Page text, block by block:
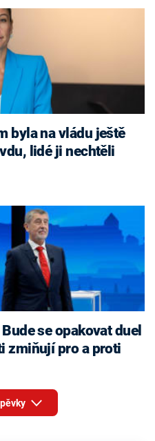
byla na vládu ještě
lidé ji nechtěli
zmiňují pro a proti